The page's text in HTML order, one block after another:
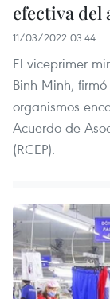
efectiva del
11/03/2022 03:44
El viceprimer
Binh Minh,
organismos
Acuerdo de
(RCEP).